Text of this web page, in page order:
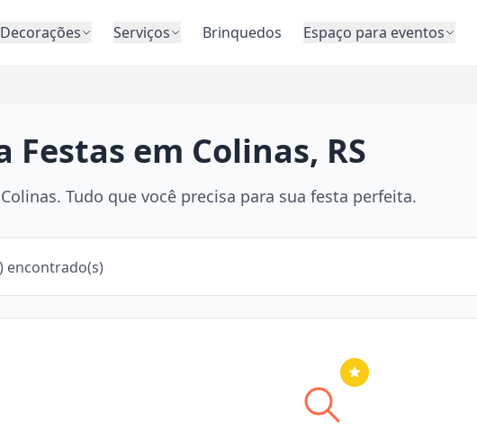
Decorações Serviços Brinquedos Espaço para eventos
em Colinas, RS
Tudo que você precisa para sua festa perfeita.
encontrado(s)